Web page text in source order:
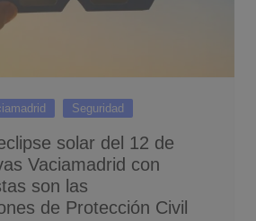
Seguridad
solar del 12 de
Vaciamadrid con
son las
de Protección Civil